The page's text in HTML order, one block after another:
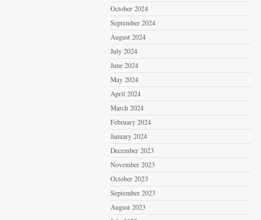
October 2024
September 2024
August 2024
July 2024
June 2024
May 2024
April 2024
March 2024
February 2024
January 2024
December 2023
November 2023
October 2023
September 2023
August 2023